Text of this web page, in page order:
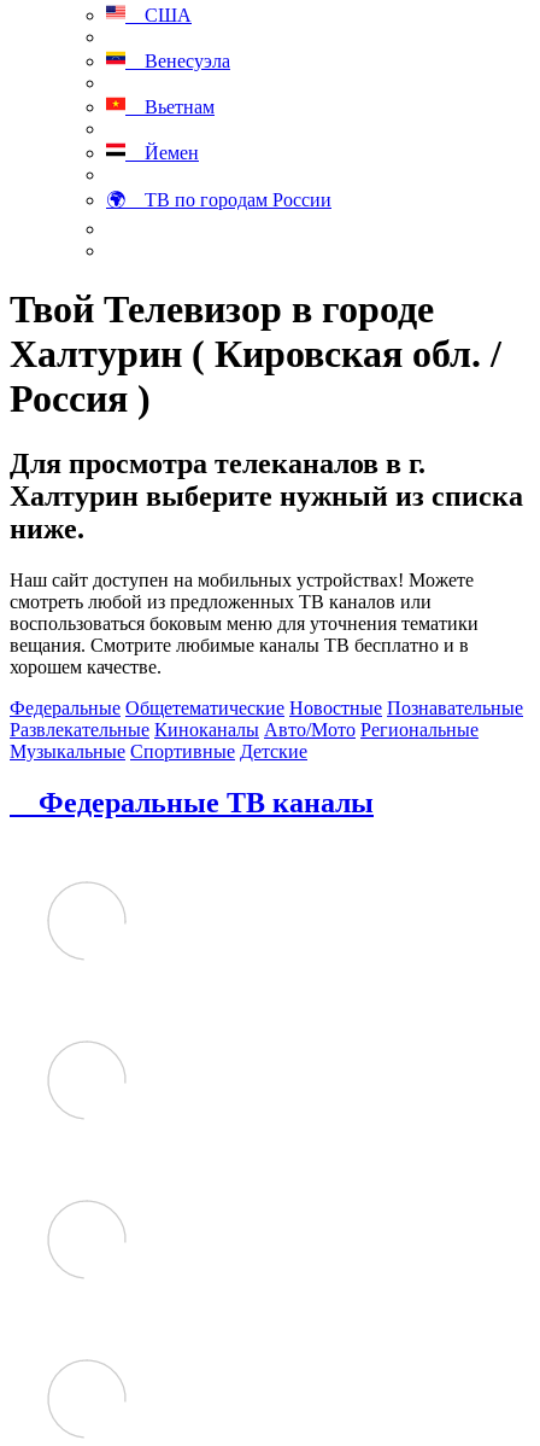
США
Венесуэла
Вьетнам
Йемен
🌍 ТВ по городам России
Твой Телевизор в городе
Халтурин ( Кировская обл. /
Россия )
Для просмотра телеканалов в г.
Халтурин выберите нужный из списка
ниже.
Наш сайт доступен на мобильных устройствах! Можете
смотреть любой из предложенных ТВ каналов или
воспользоваться боковым меню для уточнения тематики
вещания. Смотрите любимые каналы ТВ бесплатно и в
хорошем качестве.
Федеральные Общетематические Новостные Познавательные
Развлекательные Киноканалы Авто/Мото Региональные
Музыкальные Спортивные Детские
Федеральные ТВ каналы